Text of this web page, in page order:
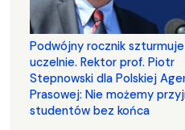
Podwójny rocznik szturmuje
uczelnie. Rektor prof. Piotr
Stepnowski dla Polskiej
Prasowej: Nie możemy
studentów bez końca